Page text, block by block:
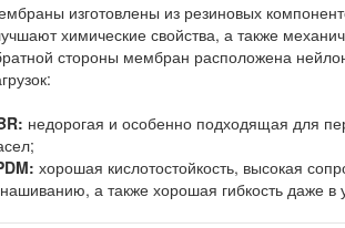
изготовлены из резиновых
химические свойства, а также
стороны мембран расположена
недорогая и особенно подходящая для
хорошая кислотостойкость, высокая
а также хорошая гибкость даже в